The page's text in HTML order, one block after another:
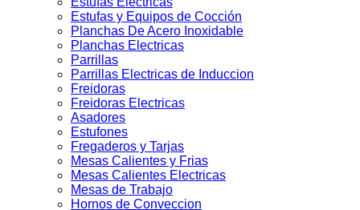
Estufas y Equipos de Cocción
Planchas De Acero Inoxidable
Planchas Electricas
Parrillas
Parrillas Electricas de Induccion
Freidoras
Freidoras Electricas
Asadores
Estufones
Fregaderos y Tarjas
Mesas Calientes y Frias
Mesas Calientes Electricas
Mesas de Trabajo
Hornos de Conveccion